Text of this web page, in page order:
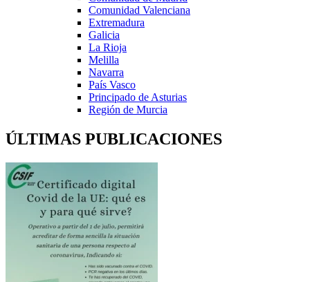
Comunidad Valenciana
Extremadura
Galicia
La Rioja
Melilla
Navarra
País Vasco
Principado de Asturias
Región de Murcia
ÚLTIMAS PUBLICACIONES